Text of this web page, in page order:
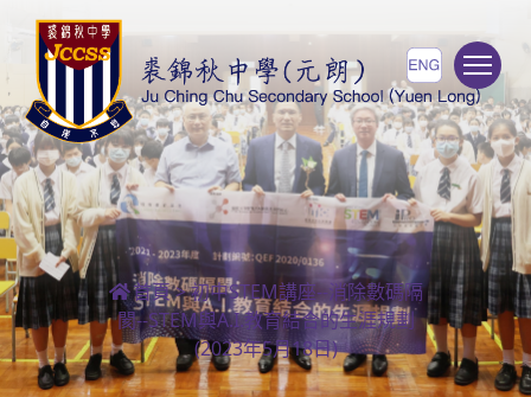
首頁>初中STEM講座--消除數碼隔
閡--STEM與A.I.教育結合的生涯規劃
(2023年5月18日)